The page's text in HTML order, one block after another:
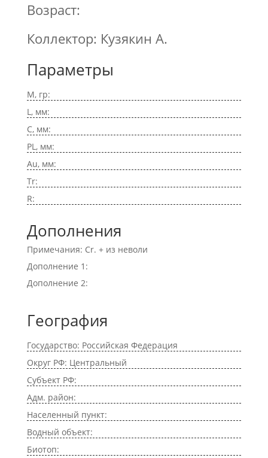
Возраст:
Коллектор: Кузякин А.
Параметры
M, гр:
L, мм:
C, мм:
PL, мм:
Au, мм:
Tr:
R:
Дополнения
Примечания: Cr. + из неволи
Дополнение 1:
Дополнение 2:
География
Государство: Российская Федерация
Округ РФ: Центральный
Субъект РФ:
Адм. район:
Населенный пункт:
Водный объект:
Биотоп: